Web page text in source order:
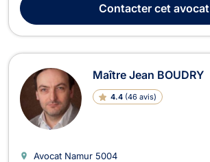
Contactercet avocat
Maître Jean BOUDRY
4.4 (46 avis)
Avocat Namur 5004